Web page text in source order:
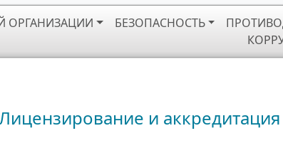
ОРГАНИЗАЦИИ БЕЗОПАСНОСТЬ
и аккредитация